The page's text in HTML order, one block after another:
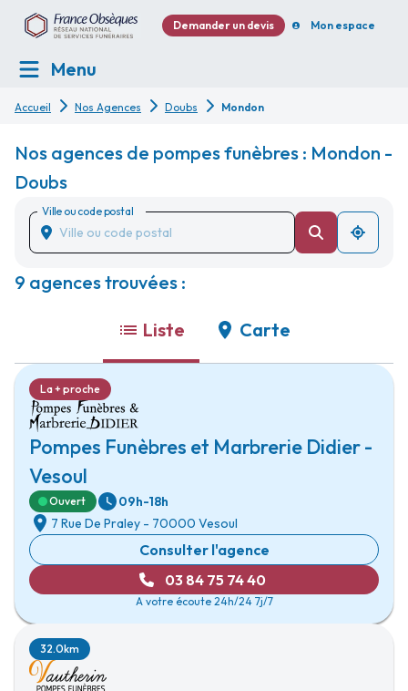
Demander un devis Mon espace
Menu
Accueil Nos Agences Doubs Mondon
Nos agences de pompes funèbres : Mondon -
Doubs
Ville ou code postal
9 agences trouvées :
Liste Carte
Pompes Funèbres et Marbrerie Didier -
Vesoul
La + proche
Ouvert
09h-18h
7 Rue De Praley - 70000 Vesoul
Consulter l'agence
03 84 75 74 40
A votre écoute 24h/24 7j/7
32.0km